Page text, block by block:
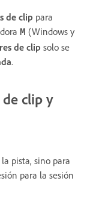
de clip para
M (Windows y
de clip solo se
.
clip y
pista, sino para
para la sesión